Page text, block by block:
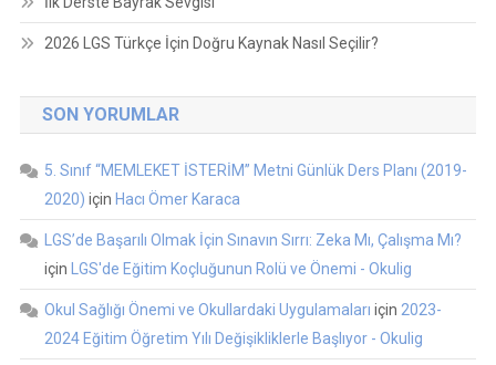
2026 LGS Türkçe İçin Doğru Kaynak Nasıl Seçilir?
SON YORUMLAR
5. Sınıf “MEMLEKET İSTERİM” Metni Günlük Ders Planı (2019-
2020) için Hacı Ömer Karaca
LGS’de Başarılı Olmak İçin Sınavın Sırrı: Zeka Mı, Çalışma Mı?
için
LGS'de Eğitim Koçluğunun Rolü ve Önemi - Okulig
Okul Sağlığı Önemi ve Okullardaki Uygulamaları için 2023-
2024 Eğitim Öğretim Yılı Değişikliklerle Başlıyor - Okulig